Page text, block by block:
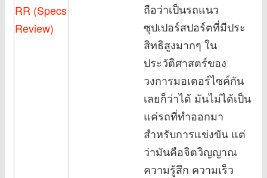
ถือว่าเป็นรถแนว
ซุปเปอร์สปอร์ตที่มีประ
สิทธิสูงมากๆ ใน
ประวัติศาสตร์ของ
วงการมอเตอร์ไซค์กัน
เลยก็ว่าได้ มันไม่ได้เป็น
แค่รถที่ทำออกมา
สำหรับการแข่งขัน แต่
ว่ามันคือจิตวิญญาณ
ความรู้สึก ความเร็ว